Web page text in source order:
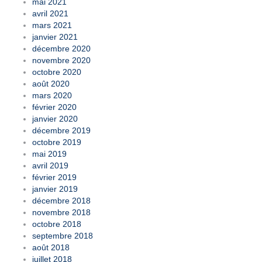
mai 2021
avril 2021
mars 2021
janvier 2021
décembre 2020
novembre 2020
octobre 2020
août 2020
mars 2020
février 2020
janvier 2020
décembre 2019
octobre 2019
mai 2019
avril 2019
février 2019
janvier 2019
décembre 2018
novembre 2018
octobre 2018
septembre 2018
août 2018
juillet 2018